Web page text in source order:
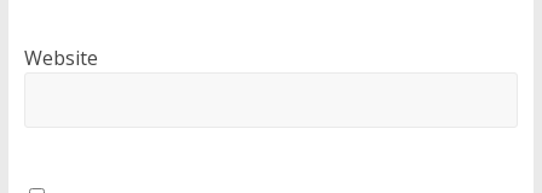
Website